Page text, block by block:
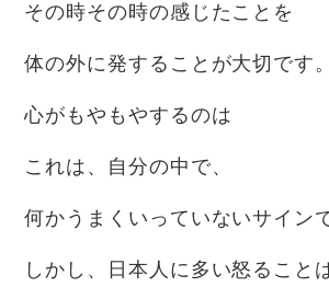
その時その時の感じたことを
体の外に発することが大切です。
心がもやもやするのは
これは、自分の中で、
何かうまくいっていないサイン
しかし、日本人に多い怒ること